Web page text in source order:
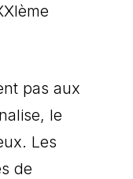
pas aux
le
Les
de